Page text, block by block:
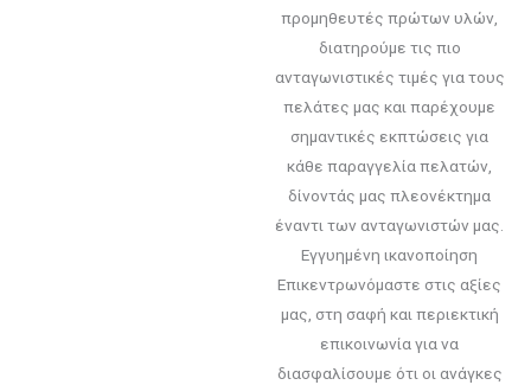
προμηθευτές πρώτων υλών,
διατηρούμε τις πιο
ανταγωνιστικές τιμές για τους
πελάτες μας και παρέχουμε
σημαντικές εκπτώσεις για
κάθε παραγγελία πελατών,
δίνοντάς μας πλεονέκτημα
έναντι των ανταγωνιστών μας.
Εγγυημένη ικανοποίηση
Επικεντρωνόμαστε στις αξίες
μας, στη σαφή και περιεκτική
επικοινωνία για να
διασφαλίσουμε ότι οι ανάγκες